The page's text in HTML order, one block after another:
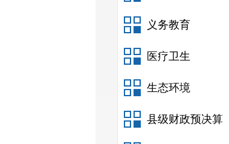
义务教育
医疗卫生
生态环境
县级财政预决算